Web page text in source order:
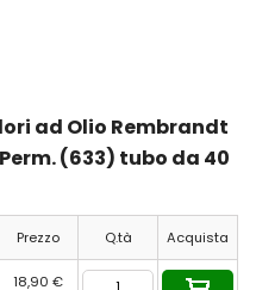
ad Olio Rembrandt
(633) tubo da 40
Prezzo Q.tà Acquista
18,90 €